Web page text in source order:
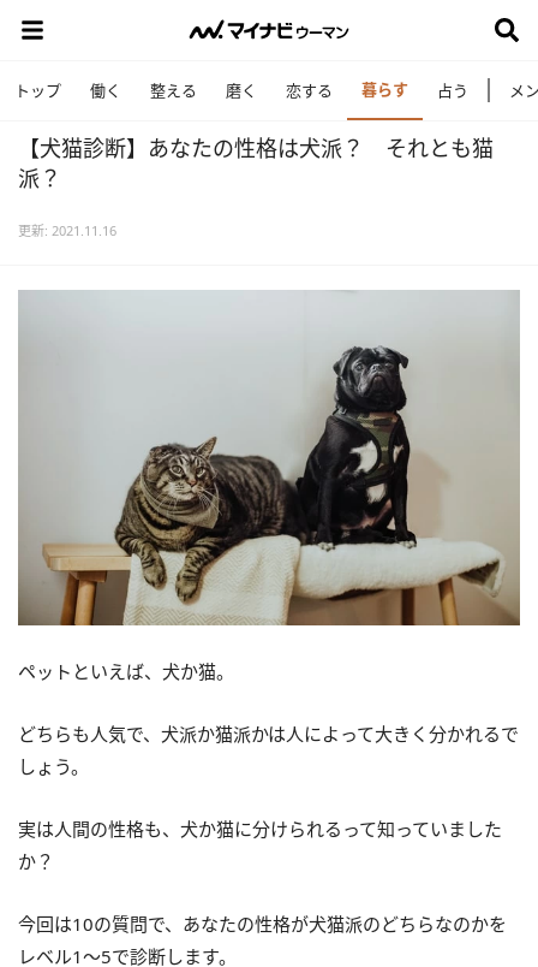
トップ 働く 整える 磨く 恋する 暮らす 占う メ
【犬猫診断】あなたの性格は犬派？ それとも猫
派？
更新: 2021.11.16
ペットといえば、犬か猫。
どちらも人気で、犬派か猫派かは人によって大きく分かれるで
しょう。
実は人間の性格も、犬か猫に分けられるって知っていました
か？
今回は10の質問で、あなたの性格が犬猫派のどちらなのかを
レベル1～5で診断します。